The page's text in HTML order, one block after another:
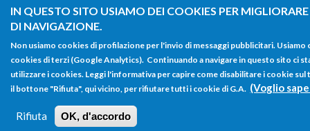
IN QUESTO SITO USIAMO DEI COOKIES PER
DI NAVIGAZIONE.
Non usiamo cookies di profilazione per l'invio di messaggi pubblicitari. Usiamo
cookies di terzi (Google Analytics). Continuando a navigare in questo sito ci
utilizzare i cookies. Leggi l'informativa per capire come disabilitare i cookie
il bottone "Rifiuta", qui vicino, per rifiutare tutti i cookie di G.A. (Voglio
Rifiuta OK, d'accordo
Salta al contenuto principale
FORM
DI
Main menu